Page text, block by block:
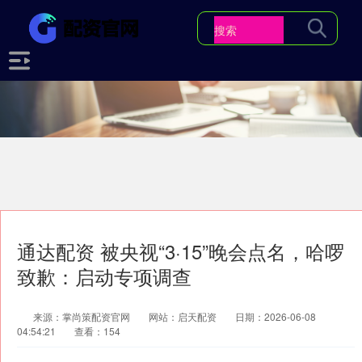
通达配资 被央视“3·15”晚会点名，哈啰
致歉：启动专项调查
来源：掌尚策配资官网 网站：启天配资
日期：2026-06-08
04:54:21
查看：154